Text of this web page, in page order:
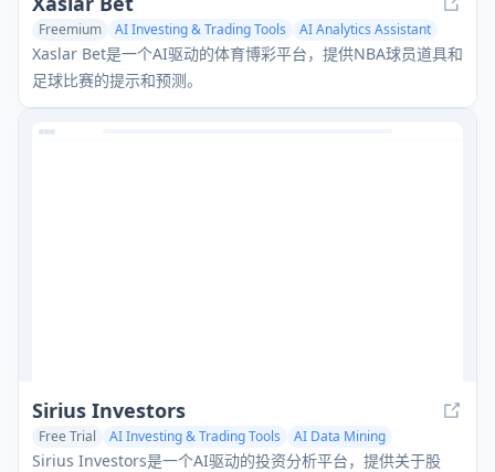
Freemium AI Investing & Trading Tools
AI Analytics Assistant
Sports & Fitness
Xaslar Bet是一个AI驱动的体育博彩平台，提供NBA球员道具和
足球比赛的提示和预测。
Sirius Investors
Free Trial AI Investing & Trading Tools
AI Data Mining
Report Writing
Sirius Investors是一个AI驱动的投资分析平台，提供关于股